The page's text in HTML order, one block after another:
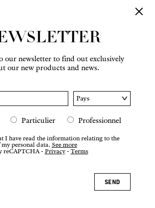
our newsletter to find out exclusively
our new products and news.
Particulier Professionnel
I have read the information relating to the
personal data. See more
reCAPTCHA - Privacy- Terms
SEND